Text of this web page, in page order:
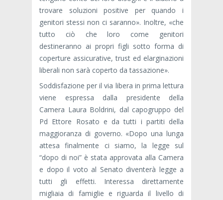
trovare soluzioni positive per quando i
genitori stessi non ci saranno». Inoltre, «che
tutto ciò che loro come genitori
destineranno ai propri figli sotto forma di
coperture assicurative, trust ed elarginazioni
liberali non sarà coperto da tassazione».
Soddisfazione per il via libera in prima lettura
viene espressa dalla presidente della
Camera Laura Boldrini, dal capogruppo del
Pd Ettore Rosato e da tutti i partiti della
maggioranza di governo. «Dopo una lunga
attesa finalmente ci siamo, la legge sul
“dopo di noi” è stata approvata alla Camera
e dopo il voto al Senato diventerà legge a
tutti gli effetti. Interessa direttamente
migliaia di famiglie e riguarda il livello di